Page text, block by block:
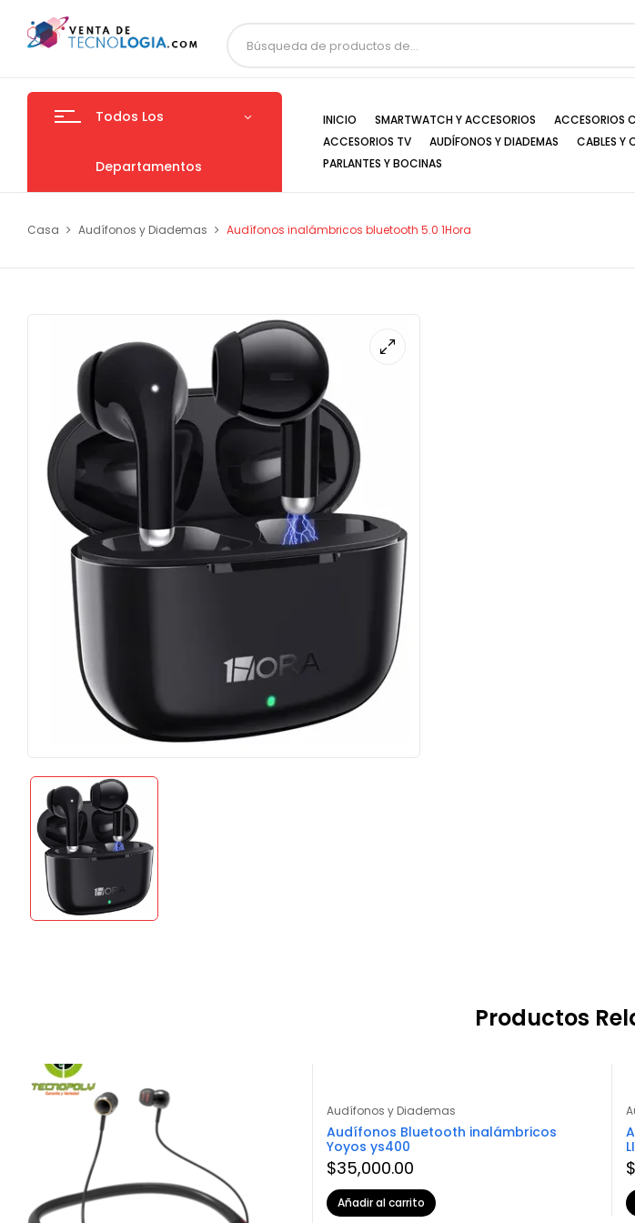
Todos Los
Departamentos
INICIO SMARTWATCH Y ACCESORIOS ACCESORIOS
ACCESORIOS TV
AUDÍFONOS Y DIADEMAS CABLES Y
PARLANTES Y BOCINAS
Casa Audífonos y Diademas Audífonos inalámbricos bluetooth 5.0 1Hora
Productos
Audífonos y Diademas
Audífonos Bluetooth inalámbricos
Yoyos ys400
$35,000.00
Añadir al carrito
$